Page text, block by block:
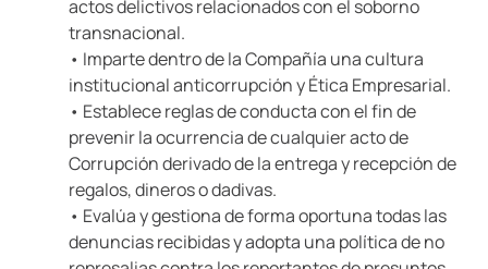
actos delictivos relacionados con el soborno
transnacional.
• Imparte dentro de la Compañía una cultura
institucional anticorrupción y Ética Empresarial.
• Establece reglas de conducta con el fin de
prevenir la ocurrencia de cualquier acto de
Corrupción derivado de la entrega y recepción de
regalos, dineros o dadivas.
• Evalúa y gestiona de forma oportuna todas las
denuncias recibidas y adopta una política de no